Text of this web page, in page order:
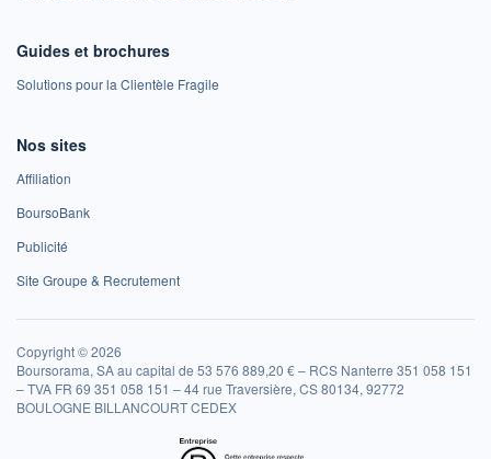
Guides et brochures
Solutions pour la Clientèle Fragile
Nos sites
Affiliation
BoursoBank
Publicité
Site Groupe & Recrutement
Copyright © 2026
Boursorama, SA au capital de 53 576 889,20 € – RCS Nanterre 351 058 151
– TVA FR 69 351 058 151 – 44 rue Traversière, CS 80134, 92772
BOULOGNE BILLANCOURT CEDEX